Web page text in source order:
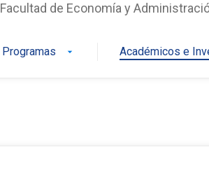
Facultad de Economía y
Programas arrow_drop_down Académicos e